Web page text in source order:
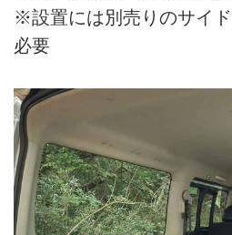
※設置には別売りのサイ
必要